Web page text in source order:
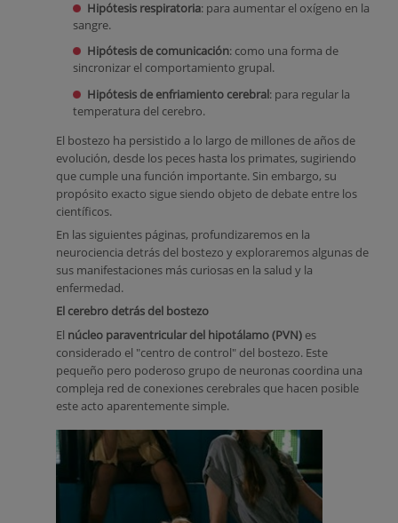
Hipótesis respiratoria: para aumentar el oxígeno en la
sangre.
Hipótesis de comunicación: como una forma de
sincronizar el comportamiento grupal.
Hipótesis de enfriamiento cerebral: para regular la
temperatura del cerebro.
El bostezo ha persistido a lo largo de millones de años de
evolución, desde los peces hasta los primates, sugiriendo
que cumple una función importante. Sin embargo, su
propósito exacto sigue siendo objeto de debate entre los
científicos.
En las siguientes páginas, profundizaremos en la
neurociencia detrás del bostezo y exploraremos algunas de
sus manifestaciones más curiosas en la salud y la
enfermedad.
El cerebro detrás del bostezo
El núcleo paraventricular del hipotálamo (PVN) es
considerado el "centro de control" del bostezo. Este
pequeño pero poderoso grupo de neuronas coordina una
compleja red de conexiones cerebrales que hacen posible
este acto aparentemente simple.